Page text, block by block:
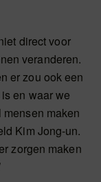
direct voor
veranderen.
er zou ook een
en waar we
maken
Kim Jong-un.
zorgen maken